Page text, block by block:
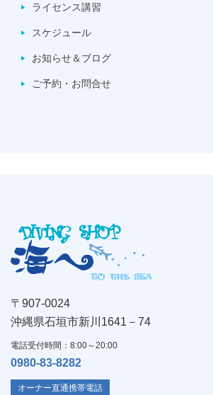
ライセンス講習
スケジュール
お知らせ＆ブログ
ご予約・お問合せ
〒907-0024
沖縄県石垣市新川1641－74
電話受付時間：8:00～20:00
0980-83-8282
オーナー直通携帯電話